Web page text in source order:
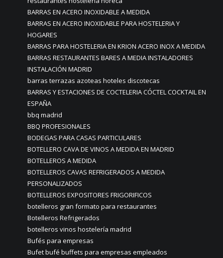
BARRAS EN ACERO INOXIDABLE A MEDIDA
BARRAS EN ACERO INOXIDABLE PARA HOSTELERIA Y
HOGARES
BARRAS PARA HOSTELERIA EN KRION ACERO INOX A MEDIDA
BARRAS RESTAURANTES BARES A MEDIA INSTALADORES
INSTALACIÓN MADRID
barras terrazas azoteas hoteles discotecas
BARRAS Y ESTACIONES DE COCTELERIA CÓCTEL COCKTAIL EN
ESPAÑA
bbq madrid
BBQ PROFESIONALES
BODEGAS PARA CASAS PARTICULARES
BOTELLERO CAVA DE VINOS A MEDIDA EN MADRID
BOTELLEROS A MEDIDA
BOTELLEROS CAVAS REFRIGERADOS A MEDIDA
PERSONALIZADOS
BOTELLEROS EXPOSITORES FRIGORIFICOS
botelleros gran formato para restaurantes
Botelleros Refrigerados
botelleros vinos hostelería madrid
Bufés para empresas
Bufet bufé buffets para empresas empleados